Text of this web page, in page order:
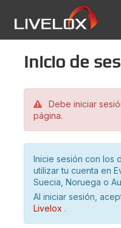
Inicio de
Debe iniciar
página.
Inicie sesión con los
utilizar tu cuenta en
Suecia, Noruega o
Al iniciar sesión,
Livelox .